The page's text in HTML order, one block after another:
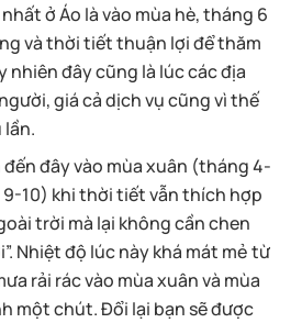
ở Áo là vào mùa hè, tháng 6
và thời tiết thuận lợi để thăm
nhiên đây cũng là lúc các địa
giá cả dịch vụ cũng vì thế
lần.
đây vào mùa xuân (tháng 4-
10) khi thời tiết vẫn thích hợp
trời mà lại không cần chen
Nhiệt độ lúc này khá mát mẻ từ
rải rác vào mùa xuân và mùa
một chút. Đổi lại bạn sẽ được